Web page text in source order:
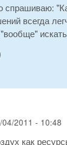
спрашиваю:
всегда
04/2011 - 10:48
как